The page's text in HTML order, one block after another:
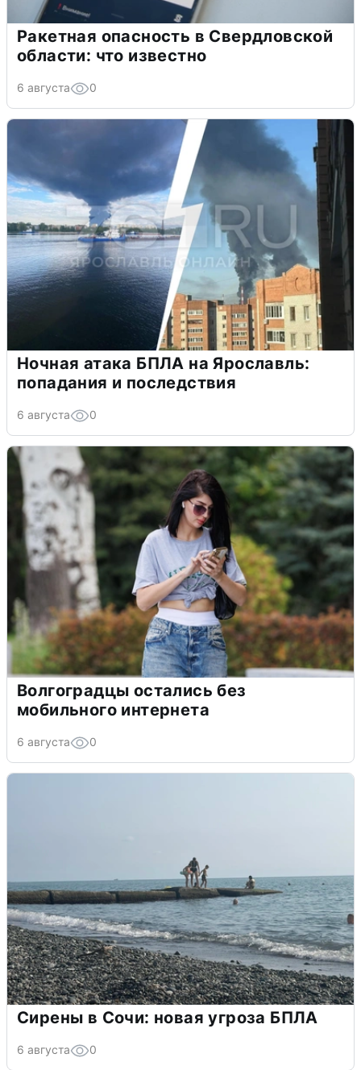
Ракетная опасность в Свердловской
области: что известно
6 августа 0
Ночная атака БПЛА на Ярославль:
попадания и последствия
6 августа 0
Волгоградцы остались без
мобильного интернета
6 августа 0
Сирены в Сочи: новая угроза БПЛА
6 августа 0